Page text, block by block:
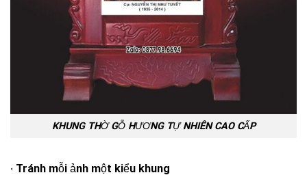
KHUNG THỜ GỖ HƯƠNG TỰ NHIÊN CAO CẤP
· Tránh mỗi ảnh một kiểu khung